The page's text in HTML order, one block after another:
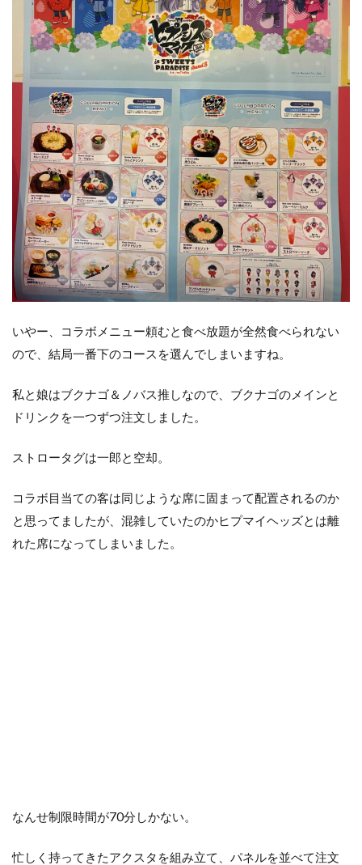
いやー、コラボメニュー頼むと食べ放題が全然食べられない
ので、結局一番下のコースを選んでしまいますね。
私と娘はブクナゴ＆ノバス推しなので、ブクナゴのメインと
ドリンクを一つずつ注文しました。
ストロータグは一郎と空却。
コラボ目当ての客は同じような席に固まって配置されるのか
と思ってましたが、混雑していたのかヒプマイヘッズとは離
れた席になってしまいました。
なんせ制限時間が70分しかない。
忙しく持ってきたアクスタを組み立て、パネルを並べて注文